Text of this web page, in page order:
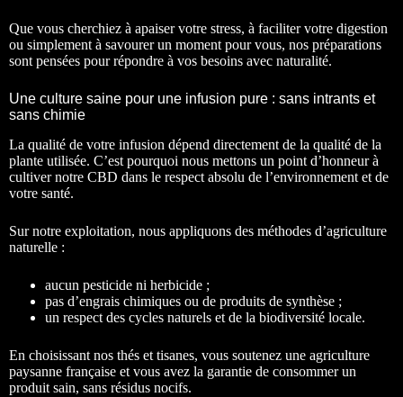
Que vous cherchiez à apaiser votre stress, à faciliter votre digestion
ou simplement à savourer un moment pour vous, nos préparations
sont pensées pour répondre à vos besoins avec naturalité.
Une culture saine pour une infusion pure : sans intrants et
sans chimie
La qualité de votre infusion dépend directement de la qualité de la
plante utilisée. C’est pourquoi nous mettons un point d’honneur à
cultiver notre CBD dans le respect absolu de l’environnement et de
votre santé.
Sur notre exploitation, nous appliquons des méthodes d’agriculture
naturelle :
aucun pesticide ni herbicide ;
pas d’engrais chimiques ou de produits de synthèse ;
un respect des cycles naturels et de la biodiversité locale.
En choisissant nos thés et tisanes, vous soutenez une agriculture
paysanne française et vous avez la garantie de consommer un
produit sain, sans résidus nocifs.